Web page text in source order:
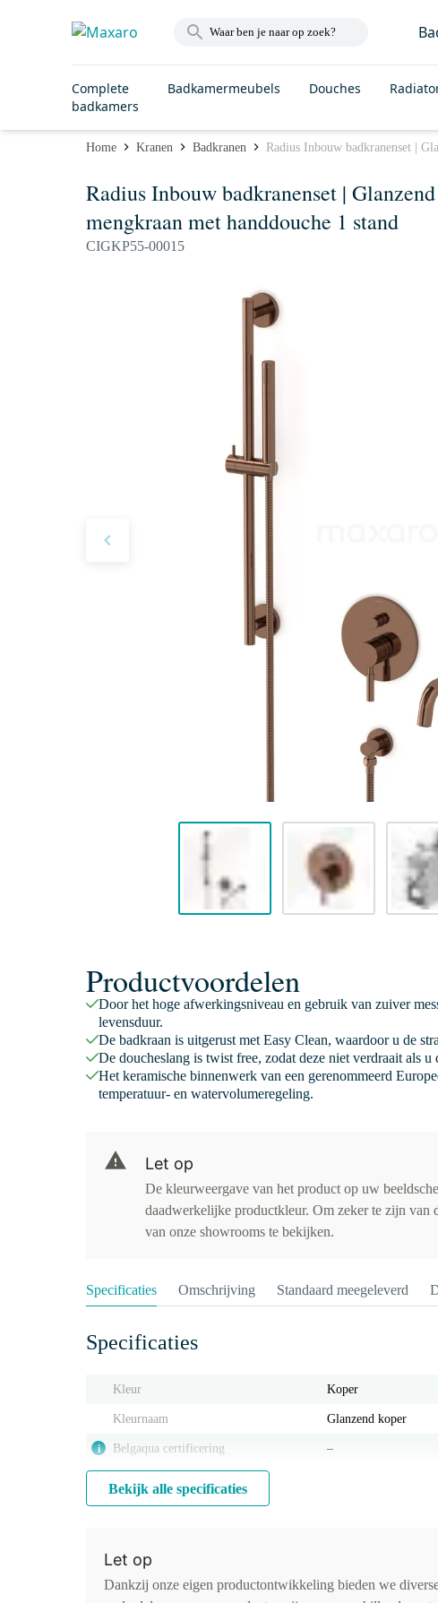
Complete
badkamers
Badkamermeubels Douches
Home Kranen Badkranen Radius Inbouw badkranenset |
Radius Inbouw badkranenset |
mengkraan met handdouche 1 stand
CIGKP55-00015
Productvoordelen
Door het hoge afwerkingsniveau en gebruik van zuiver
levensduur.
De badkraan is uitgerust met Easy Clean, waardoor u de
De doucheslang is twist free, zodat deze niet verdraait als u
Het keramische binnenwerk van een gerenommeerd
temperatuur- en watervolumeregeling.
Let op
De kleurweergave van het product op uw
daadwerkelijke productkleur. Om zeker te zijn van
van onze showrooms te bekijken.
Specificaties Omschrijving Standaard meegeleverd
Specificaties
Kleur Koper
Kleurnaam Glanzend koper
i Belgaqua certificering ‒
Bekijk alle specificaties
Let op
Dankzij onze eigen productontwikkeling bieden we